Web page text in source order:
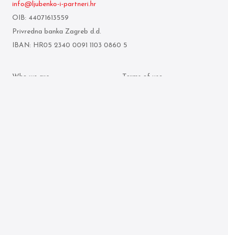
info@ljubenko-i-partneri.hr
OIB: 44071613559
Privredna banka Zagreb d.d.
IBAN: HR05 2340 0091 1103 0860 5
Who we are Terms of use